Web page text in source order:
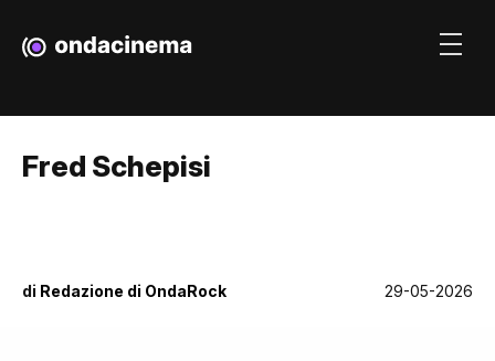
Fred Schepisi
di Redazione di OndaRock 29-05-2026